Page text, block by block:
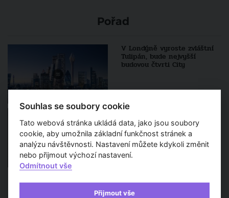
Pořad
V Londýně vyroste zvláštní
Tulipán, bude nejvyšší
budovou čtvrti City
Jak probíhají zatěžovací
zkoušky na mostu Legií?
Válcují ho náklaďáky
Sledujte také
Souhlas se soubory cookie
Tato webová stránka ukládá data, jako jsou soubory
cookie, aby umožnila základní funkčnost stránek a
analýzu návštěvnosti. Nastavení můžete kdykoli změnit
nebo přijmout výchozí nastavení.
Odmítnout vše
Přijmout vše